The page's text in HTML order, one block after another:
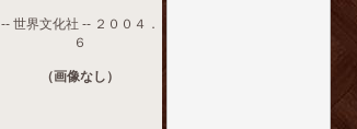
-- 世界文化社 -- ２００４．
６
（画像なし）